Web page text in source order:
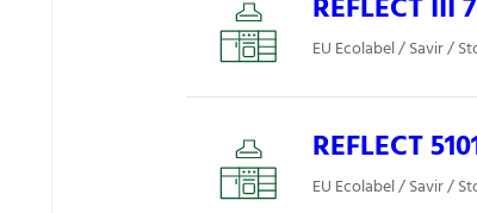
REFLECT
EU Ecolabel / Savir /
REFLECT
EU Ecolabel / Savir /